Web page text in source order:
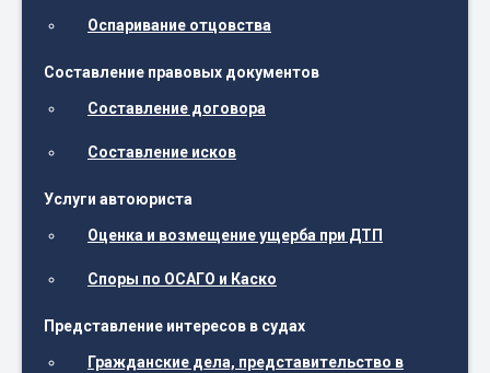
Оспаривание отцовства
Составление правовых документов
Составление договора
Составление исков
Услуги автоюриста
Оценка и возмещение ущерба при ДТП
Споры по ОСАГО и Каско
Представление интересов в судах
Гражданские дела, представительство в